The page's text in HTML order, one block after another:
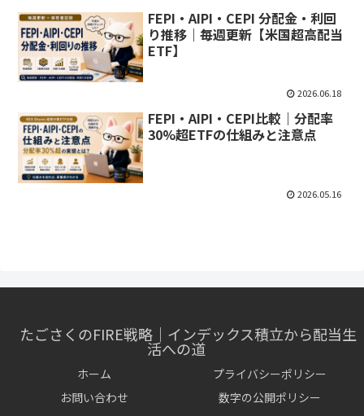
FEPI・AIPI・CEPI 分配金・利回
り推移｜毎週更新【米国超高配当
ETF】
2026.06.18
FEPI・AIPI・CEPI比較｜分配率
30%超ETFの仕組みと注意点
2026.05.16
たごさくのFIRE戦略｜インデックス積立から配当生
活への道
ホーム
プライバシーポリシー
お問い合わせ
数字の公開ポリシー